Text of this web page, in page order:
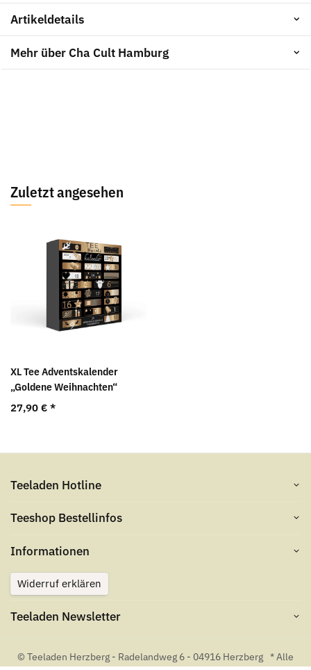
Artikeldetails
Mehr über Cha Cult Hamburg
Zuletzt angesehen
XL Tee Adventskalender
„Goldene Weihnachten“
27,90 € *
Teeladen Hotline
Teeshop Bestellinfos
Informationen
Widerruf erklären
Teeladen Newsletter
© Teeladen Herzberg - Radelandweg 6 - 04916 Herzberg * Alle